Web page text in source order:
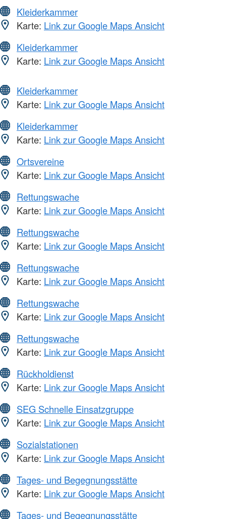
Kleiderkammer
Karte: Link zur Google Maps Ansicht
Kleiderkammer
Karte: Link zur Google Maps Ansicht
Kleiderkammer
Karte: Link zur Google Maps Ansicht
Kleiderkammer
Karte: Link zur Google Maps Ansicht
Ortsvereine
Karte: Link zur Google Maps Ansicht
Rettungswache
Karte: Link zur Google Maps Ansicht
Rettungswache
Karte: Link zur Google Maps Ansicht
Rettungswache
Karte: Link zur Google Maps Ansicht
Rettungswache
Karte: Link zur Google Maps Ansicht
Rettungswache
Karte: Link zur Google Maps Ansicht
Rückholdienst
Karte: Link zur Google Maps Ansicht
SEG Schnelle Einsatzgruppe
Karte: Link zur Google Maps Ansicht
Sozialstationen
Karte: Link zur Google Maps Ansicht
Tages- und Begegnungsstätte
Karte: Link zur Google Maps Ansicht
Tages- und Begegnungsstätte